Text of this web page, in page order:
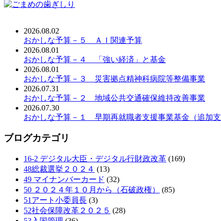
2026.08.02
おかしな予算－５ ＡＩ関連予算
2026.08.01
おかしな予算－４ 「強い経済」と基金
2026.08.01
おかしな予算－３ 災害拠点精神科病院等整備事業
2026.07.31
おかしな予算－２ 地域公共交通確保維持改善事業
2026.07.30
おかしな予算－１ 早期再就職者支援事業基金（追加
ブログカテゴリ
16-2 デジタル大臣・デジタル行財政改革 (169)
48総裁選挙２０２４ (13)
49 マイナンバーカード (32)
50 ２０２４年１０月から（石破政権）
(85)
51アート小委員長 (3)
52社会保障改革２０２５ (28)